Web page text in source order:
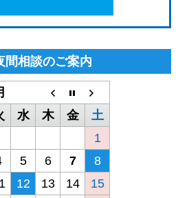
間相談のご案内
水 木 金
土
1
5 6 7
8
12 13 14
15